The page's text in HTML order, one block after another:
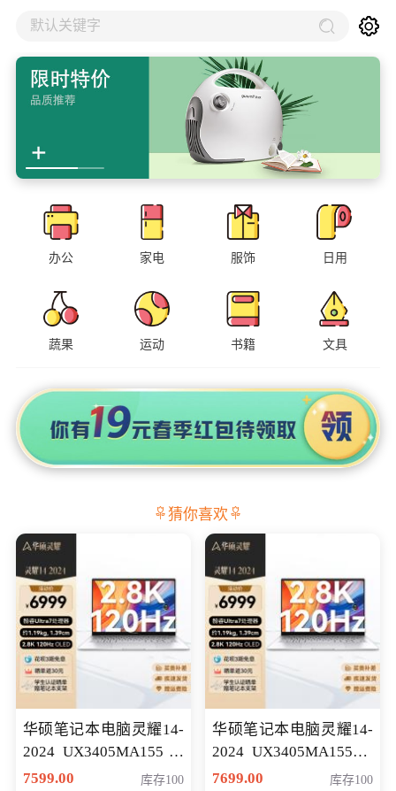
默认关键字
办公 家电 服饰 日用
蔬果 运动 书籍 文具
猜你喜欢
华硕笔记本电脑灵耀14-
2024 UX3405MA155冰
川银 oled 智慧轻薄本 会
7599.00 库存100
华硕笔记本电脑灵耀14-
2024 UX3405MA155夜
空蓝 oled 智慧轻薄本 会
7699.00 库存100